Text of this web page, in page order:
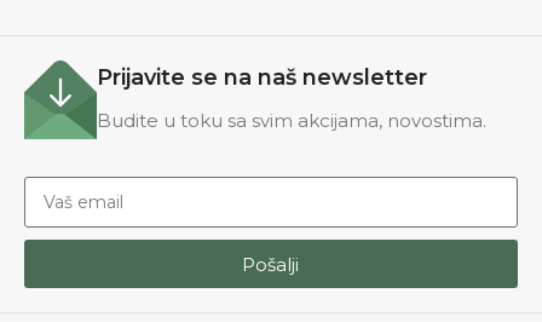
Prijavite se na naš newsletter
Budite u toku sa svim akcijama, novostima.
Pošalji